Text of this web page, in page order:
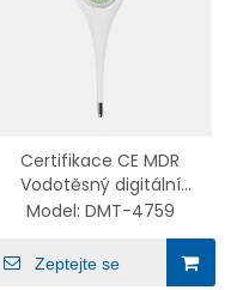
Certifikace CE MDR
Vodotěsný digitální
teploměr Přesné okamžité
čtení s Jumbo LCD
Model: DMT-4759
Zeptejte se